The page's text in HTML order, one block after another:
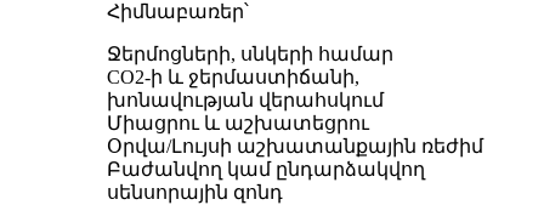
Հիմնաբառեր՝
Ջերմոցների, սնկերի համար
CO2-ի և ջերմաստիճանի,
խոնավության վերահսկում
Միացրու և աշխատեցրու
Օրվա/Լույսի աշխատանքային ռեժիմ
Բաժանվող կամ ընդարձակվող
սենսորային զոնդ